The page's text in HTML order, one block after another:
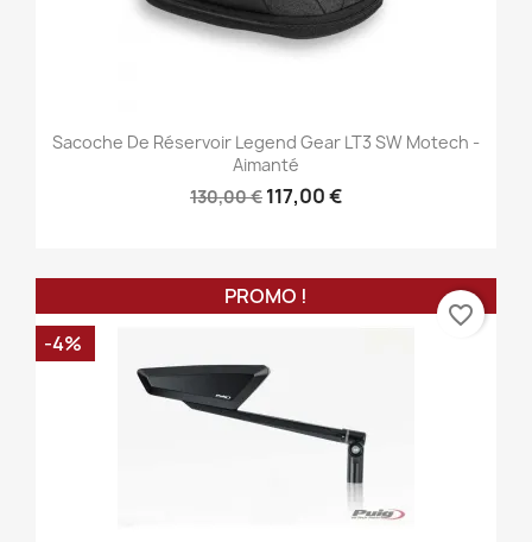
Sacoche De Réservoir Legend Gear LT3 SW Motech -
Aimanté
130,00 € 117,00 €
PROMO !
-4%
favorite_border